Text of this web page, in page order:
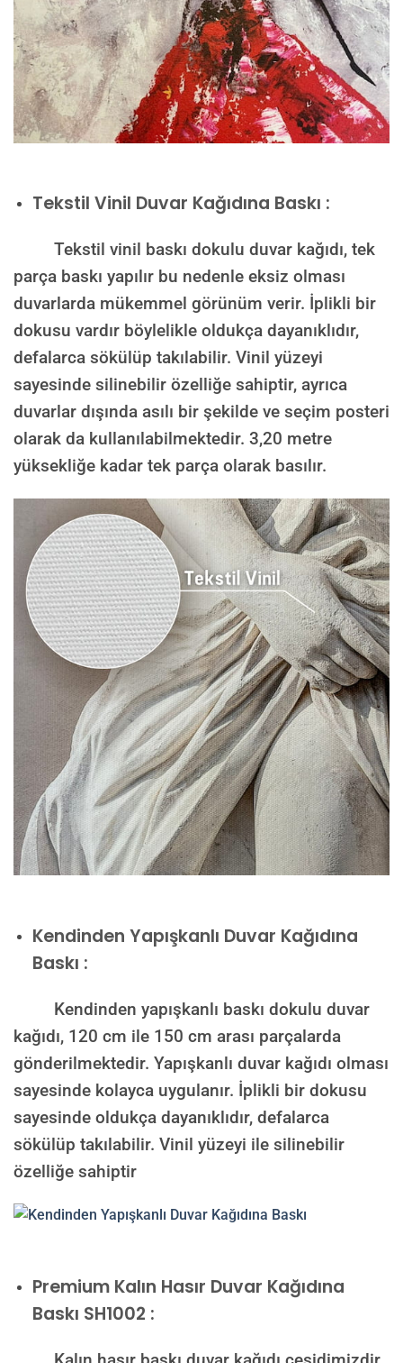
Tekstil Vinil Duvar Kağıdına Baskı :
Tekstil vinil baskı dokulu duvar kağıdı, tek
parça baskı yapılır bu nedenle eksiz olması
duvarlarda mükemmel görünüm verir. İplikli bir
dokusu vardır böylelikle oldukça dayanıklıdır,
defalarca sökülüp takılabilir. Vinil yüzeyi
sayesinde silinebilir özelliğe sahiptir, ayrıca
duvarlar dışında asılı bir şekilde ve seçim posteri
olarak da kullanılabilmektedir. 3,20 metre
yüksekliğe kadar tek parça olarak basılır.
Kendinden Yapışkanlı Duvar Kağıdına
Baskı :
Kendinden yapışkanlı baskı dokulu duvar
kağıdı, 120 cm ile 150 cm arası parçalarda
gönderilmektedir. Yapışkanlı duvar kağıdı olması
sayesinde kolayca uygulanır. İplikli bir dokusu
sayesinde oldukça dayanıklıdır, defalarca
sökülüp takılabilir. Vinil yüzeyi ile silinebilir
özelliğe sahiptir
Premium Kalın Hasır Duvar Kağıdına
Baskı SH1002 :